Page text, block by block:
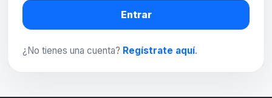
Entrar
¿No tienes una cuenta? Regístrate aquí.